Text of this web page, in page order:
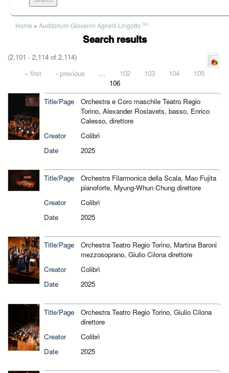
You are here
Home » Auditorium Giovanni Agnelli Lingotto (x)
Search results
(2,101 - 2,114 of 2,114)
Pages« first ‹ previous … 102 103 104
105
106
Title/Page
Orchestra e Coro maschile Teatro Regio
Torino, Alexander Roslavets, basso, Enrico
Calesso, direttore
Creator
Colibrì
Date
2025
Title/Page
Orchestra Filarmonica della Scala, Mao Fujita
pianoforte, Myung-Whun Chung direttore
Creator
Colibrì
Date
2025
Title/Page
Orchestra Teatro Regio Torino, Martina Baroni
mezzosoprano, Giulio Cilona direttore
Creator
Colibrì
Date
2025
Title/Page
Orchestra Teatro Regio Torino, Giulio Cilona
direttore
Creator
Colibrì
Date
2025